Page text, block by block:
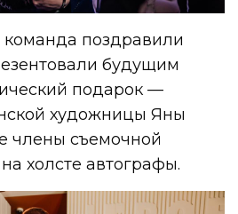
поздравили
будущим
подарок —
художницы Яны
члены съемочной
холсте автографы.